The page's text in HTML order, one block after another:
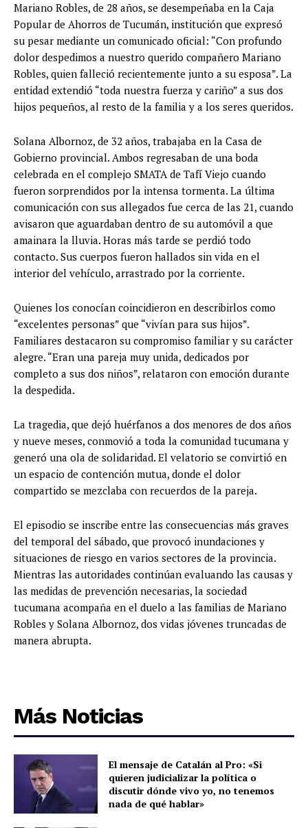
Mariano Robles, de 28 años, se desempeñaba en la Caja
Popular de Ahorros de Tucumán, institución que expresó
su pesar mediante un comunicado oficial: “Con profundo
dolor despedimos a nuestro querido compañero Mariano
Robles, quien falleció recientemente junto a su esposa”. La
entidad extendió “toda nuestra fuerza y cariño” a sus dos
hijos pequeños, al resto de la familia y a los seres queridos.
Solana Albornoz, de 32 años, trabajaba en la Casa de
Gobierno provincial. Ambos regresaban de una boda
celebrada en el complejo SMATA de Tafí Viejo cuando
fueron sorprendidos por la intensa tormenta. La última
comunicación con sus allegados fue cerca de las 21, cuando
avisaron que aguardaban dentro de su automóvil a que
amainara la lluvia. Horas más tarde se perdió todo
contacto. Sus cuerpos fueron hallados sin vida en el
interior del vehículo, arrastrado por la corriente.
Quienes los conocían coincidieron en describirlos como
“excelentes personas” que “vivían para sus hijos”.
Familiares destacaron su compromiso familiar y su carácter
alegre. “Eran una pareja muy unida, dedicados por
completo a sus dos niños”, relataron con emoción durante
la despedida.
La tragedia, que dejó huérfanos a dos menores de dos años
y nueve meses, conmovió a toda la comunidad tucumana y
generó una ola de solidaridad. El velatorio se convirtió en
un espacio de contención mutua, donde el dolor
compartido se mezclaba con recuerdos de la pareja.
El episodio se inscribe entre las consecuencias más graves
del temporal del sábado, que provocó inundaciones y
situaciones de riesgo en varios sectores de la provincia.
Mientras las autoridades continúan evaluando las causas y
las medidas de prevención necesarias, la sociedad
tucumana acompaña en el duelo a las familias de Mariano
Robles y Solana Albornoz, dos vidas jóvenes truncadas de
manera abrupta.
Más Noticias
El mensaje de Catalán al Pro: «Si
quieren judicializar la política o
discutir dónde vivo yo, no tenemos
nada de qué hablar»